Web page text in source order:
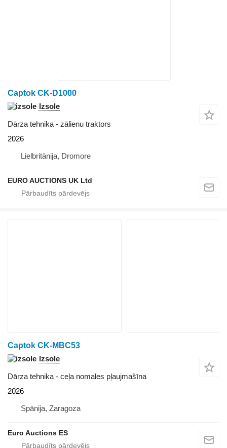
Captok CK-D1000
Izsole
Dārza tehnika - zālienu traktors
2026
Lielbritānija, Dromore
EURO AUCTIONS UK Ltd
Captok CK-MBC53
Izsole
Dārza tehnika - ceļa nomales pļaujmašīna
2026
Spānija, Zaragoza
Euro Auctions ES